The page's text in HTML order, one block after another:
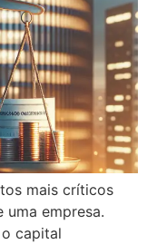
mais críticos
uma empresa.
capital